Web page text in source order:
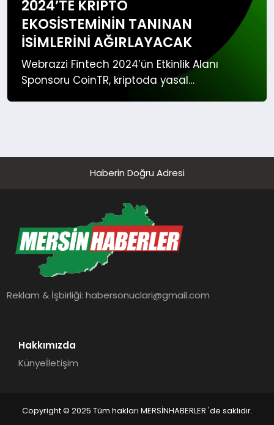
2024’TE KRIPTO
EKOSISTEMININ TANINAN
ISIMLERINI AĞIRLAYACAK
Webrazzi Fintech 2024’ün Etkinlik Alanı
Sponsoru CoinTR, kriptoda yasal
ekosisteminin paydaşlarını her yıl bir
araya getiren Türkiye’nin lider fintech
sayılı günler kala bu yılki zirvenin Etkinlik
Alanı Sponsoru da belli oldu. Üçüncü
yaşını kutlayan kripto para...
Haberin Doğru Adresi
Reklam & İşbirliği:habersonuclari@gmail.com
Hakkımızda
Künyeİletişim
Copyright © 2025 Tüm hakları MERSİNHABERLER 'de saklıdır.